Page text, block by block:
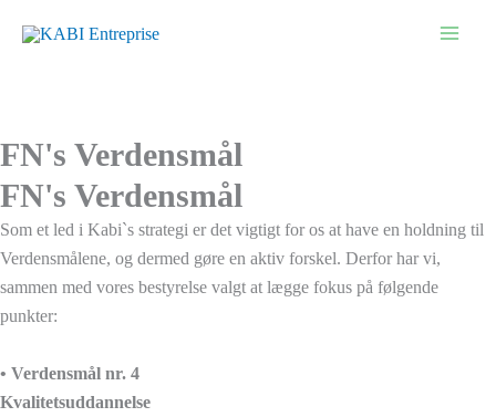
FN's Verdensmål
FN's Verdensmål
Som et led i Kabi`s strategi er det vigtigt for os at have en holdning til
Verdensmålene, og dermed gøre en aktiv forskel. Derfor har vi,
sammen med vores bestyrelse valgt at lægge fokus på følgende
punkter:
• Verdensmål nr. 4
Kvalitetsuddannelse